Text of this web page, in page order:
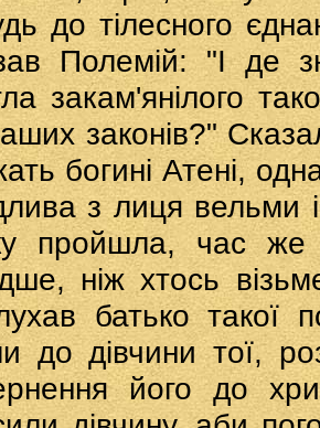
до тілесного
Полемій: "І де
закам'янілого
законів?"
богині Атені,
з лиця вельми
пройшла, час же
ніж хтось
батько такої
до дівчини тої,
його до